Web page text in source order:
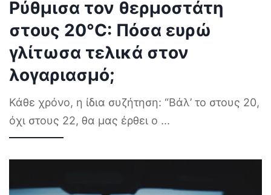
Ρύθμισα τον θερμοστάτη
στους 20°C: Πόσα ευρώ
γλίτωσα τελικά στον
λογαριασμό;
Κάθε χρόνο, η ίδια συζήτηση: “Βάλ’ το στους 20,
όχι στους 22, θα μας έρθει ο ...